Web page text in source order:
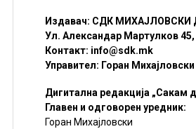
Издавач: СДК МИХАЈЛОВСКИ
Ул. Александар Мартулков 45,
Контакт: info@sdk.mk
Управител: Горан Михајловски
Дигитална редакција „Сакам
Главен и одговорен уредник:
Горан Михајловски